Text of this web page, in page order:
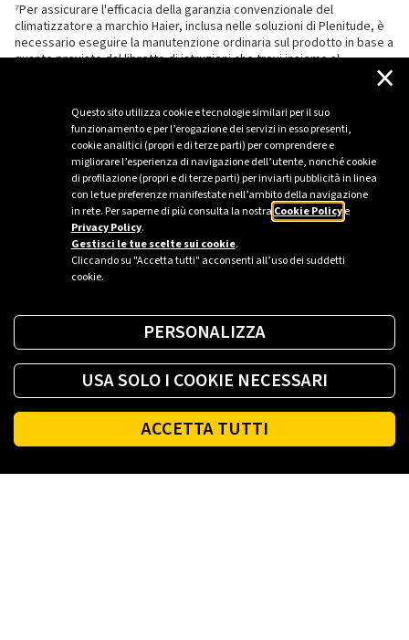
Questo sito utilizza cookie e tecnologie similari per il suo
funzionamento e per l’erogazione dei servizi in esso presenti,
cookie analitici (propri e di terze parti) per comprendere e
migliorare l’esperienza di navigazione dell’utente, nonché cookie
di profilazione (propri e di terze parti) per inviarti pubblicità in linea
con le tue preferenze manifestate nell’ambito della navigazione
in rete. Per saperne di più consulta la nostra Cookie Policye
Privacy Policy.
Gestisci le tue scelte sui cookie.
Cliccando su "Accetta tutti" acconsenti all’uso dei suddetti
cookie.
×
PERSONALIZZA
USA SOLO I COOKIE NECESSARI
ACCETTA TUTTI
⁷Per assicurare l'efficacia della garanzia convenzionale del
climatizzatore a marchio Haier, inclusa nelle soluzioni di Plenitude, è
necessario eseguire la manutenzione ordinaria sul prodotto in base a
quanto previsto dal libretto di istruzioni che trovi insieme al